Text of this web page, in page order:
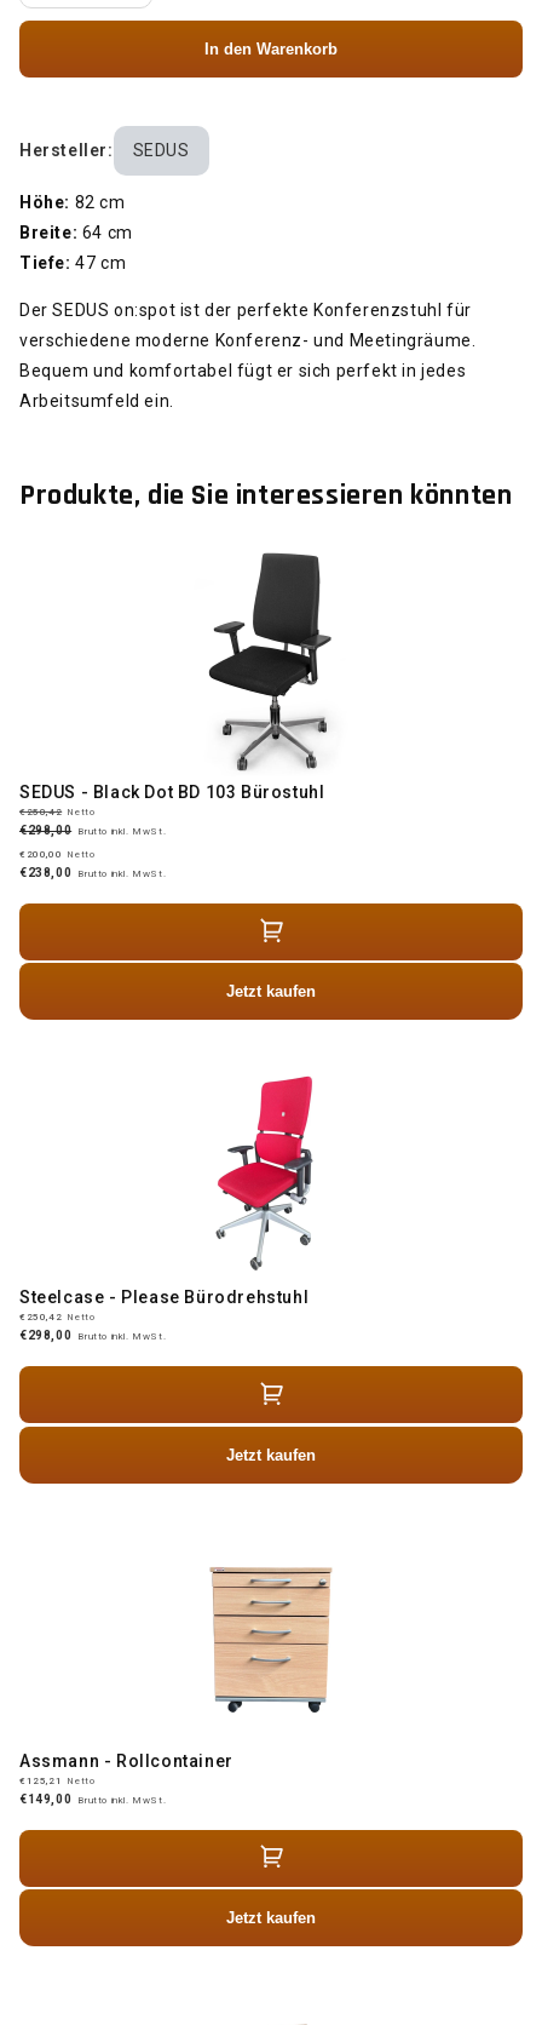
In den Warenkorb
Hersteller: SEDUS
Höhe: 82 cm
Breite: 64 cm
Tiefe: 47 cm
Der SEDUS on:spot ist der perfekte Konferenzstuhl für
verschiedene moderne Konferenz- und Meetingräume.
Bequem und komfortabel fügt er sich perfekt in jedes
Arbeitsumfeld ein.
Produkte, die Sie interessieren könnten
SEDUS - Black Dot BD 103 Bürostuhl
€250,42 Netto
€298,00 Brutto inkl. MwSt.
€200,00
Netto
€238,00 Brutto inkl. MwSt.
Jetzt kaufen
Steelcase - Please Bürodrehstuhl
€250,42 Netto
€298,00 Brutto inkl. MwSt.
Jetzt kaufen
Assmann - Rollcontainer
€125,21 Netto
€149,00 Brutto inkl. MwSt.
Jetzt kaufen